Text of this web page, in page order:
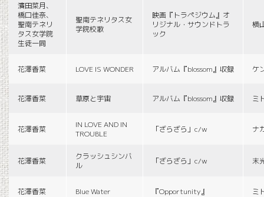
濱田菜月、
橋口佳奈、
聖南テネリ
タス女学院
生徒一同
聖南テネリタス女
学院校歌
映画『トラペジウム』オ
リジナル・サウンドトラ
ック
横
花澤香菜 LOVE IS WONDER アルバム『blossom』収録 ケ
花澤香菜 草原と宇宙 アルバム『blossom』収録 ミ
花澤香菜
IN LOVE AND IN
TROUBLE
「ざらざら」c/w ナ
花澤香菜
クラッシュシンバ
ル
「ざらざら」c/w 末
花澤香菜 Blue Water 『Opportunity』 ミ